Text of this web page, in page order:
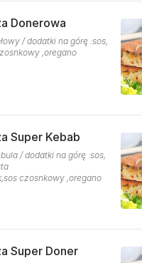
Donerowa
/ dodatki na górę :sos,
,oregano
Super Kebab
/ dodatki na górę :sos,
czosnkowy ,oregano
Super Doner